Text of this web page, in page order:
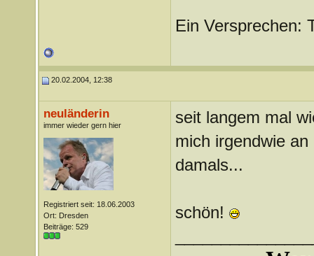
Ein Versprechen:
20.02.2004, 12:38
neuländerin
immer wieder gern hier
Registriert seit: 18.06.2003
Ort: Dresden
Beiträge: 529
seit langem mal
mich irgendwie
damals...
schön!